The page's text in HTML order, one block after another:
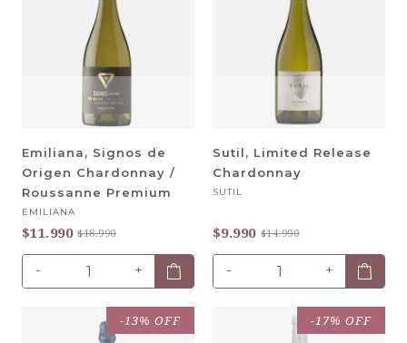
Emiliana, Signos de
Origen Chardonnay /
Roussanne Premium
EMILIANA
$11.990 $18.990
+
-
Sutil, Limited Release
Chardonnay
SUTIL
$9.990 $14.990
+
-
-13% OFF -17% OFF